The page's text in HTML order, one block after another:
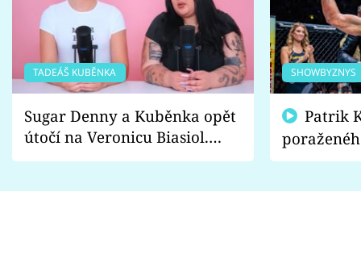
TADEÁŠ KUBĚNKA
Sugar Denny a Kuběnka opět
útočí na Veronicu Biasiol.
Proč je podle nich falešná a
SHOWBYZNYS
fanoušci